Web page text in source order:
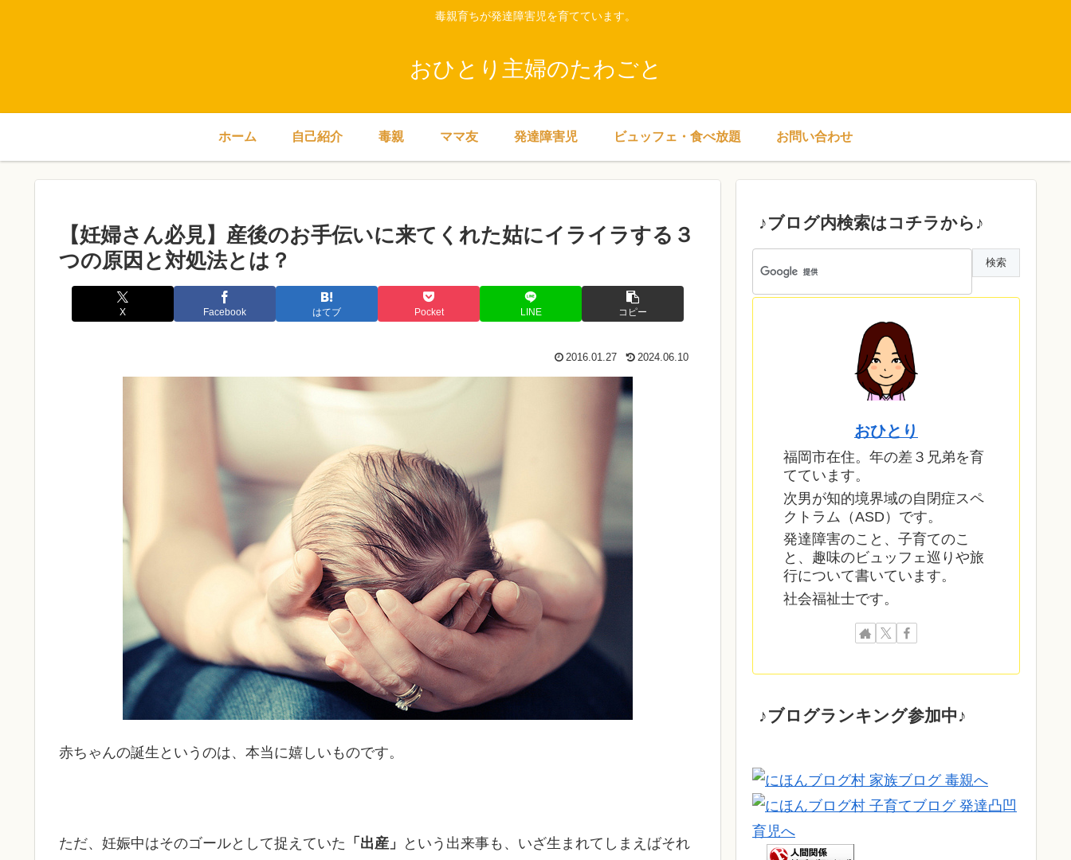
毒親育ちが発達障害児を育てています。
おひとり主婦のたわごと
ホーム 自己紹介 毒親 ママ友 発達障害児 ビュッフェ・食べ放題 お問い合わせ
【妊婦さん必見】産後のお手伝いに来てくれた姑にイライラする３
つの原因と対処法とは？
X Facebook はてブ Pocket LINE コピー
2016.01.27 2024.06.10
赤ちゃんの誕生というのは、本当に嬉しいものです。
ただ、妊娠中はそのゴールとして捉えていた 「出産」
という出来事も、いざ生まれてしまえばそれ
♪ブログ内検索はコチラから♪
おひとり
福岡市在住。年の差３兄弟を育
てています。
次男が知的境界域の自閉症スペ
クトラム（ASD）です。
発達障害のこと、子育てのこ
と、趣味のビュッフェ巡りや旅
行について書いています。
社会福祉士です。
♪ブログランキング参加中♪